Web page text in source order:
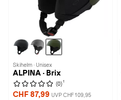
Skihelm · Unisex
ALPINA · Brix
(0) 1
CHF 87,99 UVP CHF 109,95